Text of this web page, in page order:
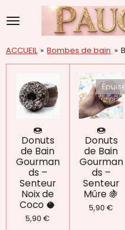
au
ACCUEIL » Bombes de bain »
🍩
Donuts
de Bain
Gourman
ds –
Senteur
Noix de
Coco 🥥
5,90 €
🍩
Donuts
de Bain
Gourman
ds –
Senteur
Mûre 🍇
5,90 €